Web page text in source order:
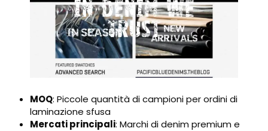
MOQ: Piccole quantità di campioni per ordini di
laminazione sfusa
Mercati principali: Marchi di denim premium e